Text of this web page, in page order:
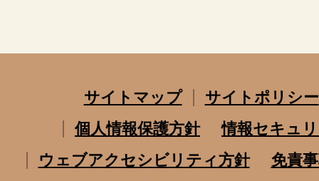
サイトマップ
サイトポリシー
個人情報保護方針
情報セキュ
ウェブアクセシビリティ方針
免責